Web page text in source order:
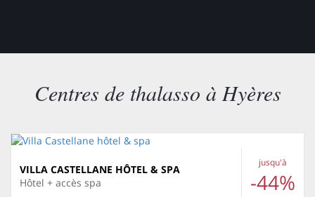
Centres de thalasso à Hyères
VILLA CASTELLANE HÔTEL & SPA
Hôtel + accès spa
jusqu'à
-44%